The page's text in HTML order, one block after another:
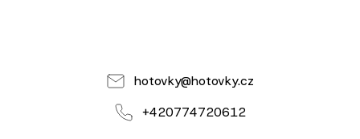
hotovky@hotovky.cz
+420774720612